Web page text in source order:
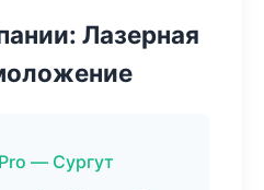
Лазерная
— Сургут